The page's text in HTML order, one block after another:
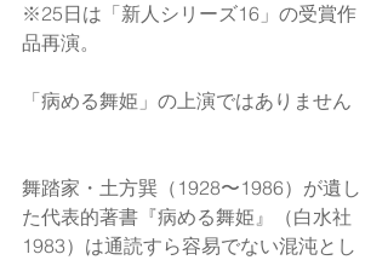
※25日は「新人シリーズ16」の受賞作
品再演。
「病める舞姫」の上演ではありません
舞踏家・土方巽（1928〜1986）が遺し
た代表的著書『病める舞姫』（白水社
1983）は通読すら容易でない混沌とし